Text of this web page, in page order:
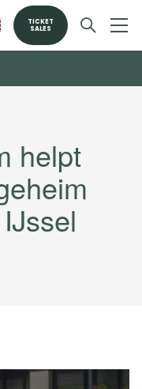
TICKET
SALES
helpt